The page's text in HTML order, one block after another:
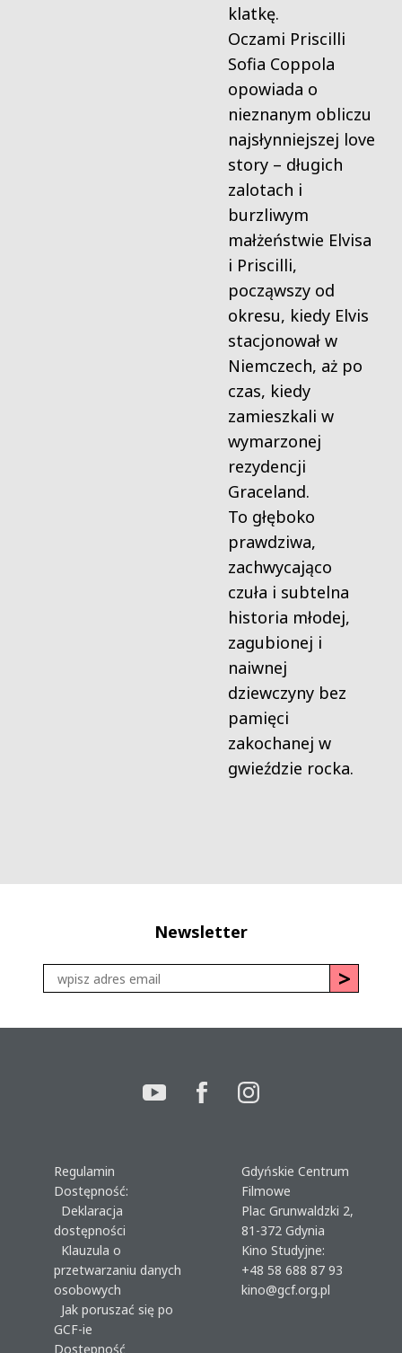
klatkę.
Oczami Priscilli
Sofia Coppola
opowiada o
nieznanym obliczu
najsłynniejszej love
story – długich
zalotach i
burzliwym
małżeństwie Elvisa
i Priscilli,
począwszy od
okresu, kiedy Elvis
stacjonował w
Niemczech, aż po
czas, kiedy
zamieszkali w
wymarzonej
rezydencji
Graceland.
To głęboko
prawdziwa,
zachwycająco
czuła i subtelna
historia młodej,
zagubionej i
naiwnej
dziewczyny bez
pamięci
zakochanej w
gwieździe rocka.
Newsletter
Regulamin
Dostępność:
Deklaracja
dostępności
Klauzula o
przetwarzaniu danych
osobowych
Jak poruszać się po
GCF-ie
Dostępność
Gdyńskie Centrum
Filmowe
Plac Grunwaldzki 2,
81-372 Gdynia
Kino Studyjne:
+48 58 688 87 93
kino@gcf.org.pl